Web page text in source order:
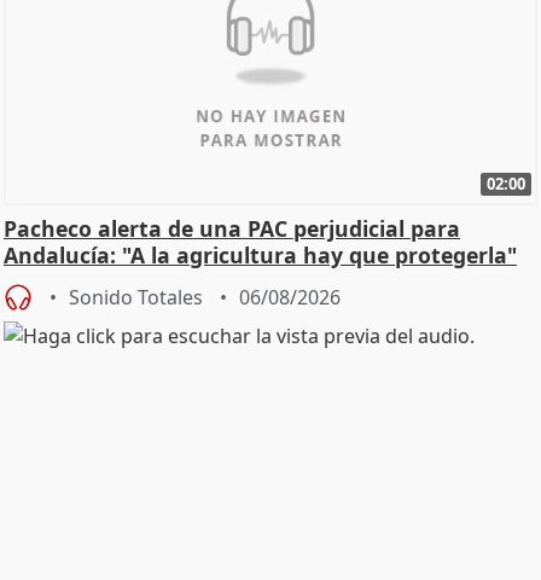
02:00
Pacheco alerta de una PAC perjudicial para
Andalucía: "A la agricultura hay que protegerla"
Sonido Totales 06/08/2026